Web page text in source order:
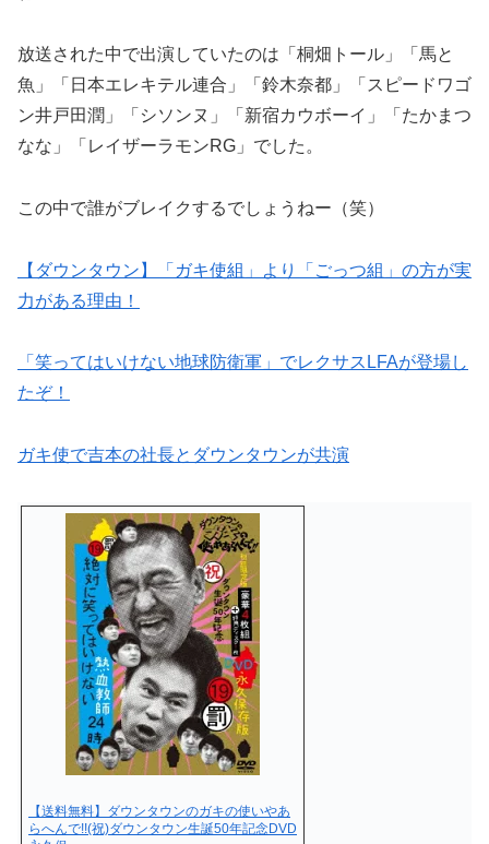
放送された中で出演していたのは「桐畑トール」「馬と
魚」「日本エレキテル連合」「鈴木奈都」「スピードワゴ
ン井戸田潤」「シソンヌ」「新宿カウボーイ」「たかまつ
なな」「レイザーラモンRG」でした。
この中で誰がブレイクするでしょうねー（笑）
【ダウンタウン】「ガキ使組」より「ごっつ組」の方が実
力がある理由！
「笑ってはいけない地球防衛軍」でレクサスLFAが登場し
たぞ！
ガキ使で吉本の社長とダウンタウンが共演
【送料無料】ダウンタウンのガキの使いやあ
らへんで!!(祝)ダウンタウン生誕50年記念DVD